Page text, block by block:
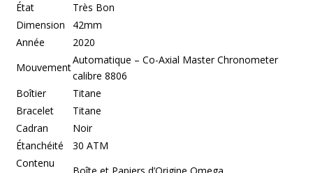
État
Très Bon
Dimension
42mm
Année
2020
Mouvement
Automatique – Co-Axial Master Chronometer
calibre 8806
Boîtier
Titane
Bracelet
Titane
Cadran
Noir
Étanchéité
30 ATM
Contenu